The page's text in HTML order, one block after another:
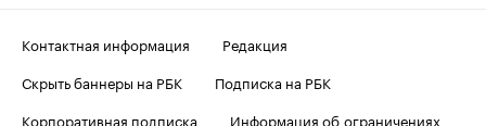
Контактная информация
Редакция
Скрыть баннеры на РБК
Подписка на РБК
Корпоративная подписка
Информация об ограничениях